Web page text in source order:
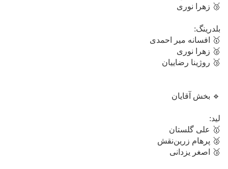
🥉 زهرا نوری
بلدرینگ:
🥇 افسانه میر احمدی
🥈 زهرا نوری
🥉 روژینا رضاییان
🔹 بخش آقایان
لید:
🥇 علی گلستان
🥈 پرهام زرین‌نقش
🥉 اصغر یزدانی